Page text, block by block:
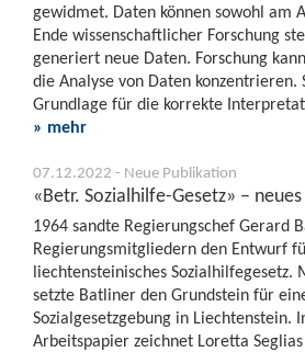
gewidmet. Daten können sowohl am
Ende wissenschaftlicher Forschung
generiert neue Daten. Forschung
die Analyse von Daten
Grundlage für die korrekte
» mehr
07.12.2022 - Neue Publikation
«Betr. Sozialhilfe-Gesetz» –
1964 sandte Regierungschef Gerard
Regierungsmitgliedern den Entwurf
liechtensteinisches Sozialhilfegesetz.
setzte Batliner den Grundstein für
Sozialgesetzgebung in Liechtenstein.
Arbeitspapier zeichnet Loretta